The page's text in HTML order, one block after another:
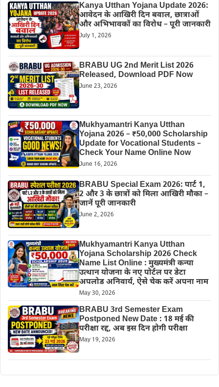
Kanya Utthan Yojana Update 2026:
आवेदन के आखिरी दिन बवाल, छात्राओं
और अभिभावकों का विरोध – पूरी जानकारी
July 1, 2026
BRABU UG 2nd Merit List 2026
Released, Download PDF Now
June 23, 2026
Mukhyamantri Kanya Utthan
Yojana 2026 – ₹50,000 Scholarship
Update for Vocational Students –
Check Your Name Online Now
June 16, 2026
BRABU Special Exam 2026: पार्ट 1,
2 और 3 के छात्रों को मिला आखिरी मौका –
जानें पूरी जानकारी
June 2, 2026
Mukhyamantri Kanya Utthan
Yojana Scholarship 2026 Check
Name List Online : मुख्यमंत्री कन्या
उत्थान योजना के नए पोर्टल पर डेटा
अपलोड अनिवार्य, ऐसे चेक करें अपना नाम
May 30, 2026
BRABU 3rd Semester Exam
Postponed New Date : 18 मई की
परीक्षा रद्द, अब इस दिन होगी परीक्षा
May 19, 2026